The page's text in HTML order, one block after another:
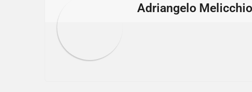
Adriangelo Melicchio